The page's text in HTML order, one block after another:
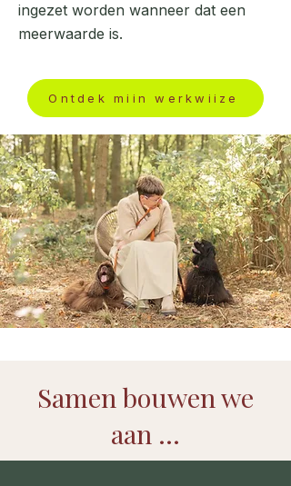
ingezet worden wanneer dat een
meerwaarde is.
Ontdek mijn werkwijze
Samen bouwen we
aan ...